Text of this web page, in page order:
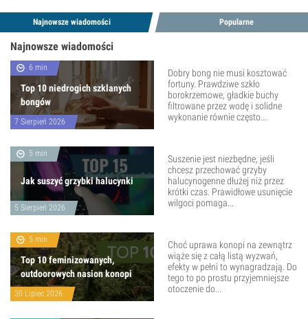
Najnowsze wiadomości Popularne
Najnowsze wiadomości
6 min
Top 10 niedrogich szklanych
bongów
7 Sierpień 2026
Dobry bong nie musi kosztować
fortuny. Prawdziwe szkło
borokrzemowe, gładkie buchy
filtrowane przez wodę i solidne
wykonanie równie często...
5 min
Jak suszyć grzybki halucynki
5 Sierpień 2026
Suszenie jest niezbędne, jeśli
chcesz przechować grzyby
halucynogenne dłużej niż przez
krótki czas. Prawidłowe usunięcie
wilgoci pomaga...
5 min
Top 10 feminizowanych,
outdoorowych nasion konopi
30 Lipiec 2026
Choć uprawa konopi na zewnątrz
wiąże się z całą listą wyzwań,
efekty w pełni to wynagradzają. Do
tego to po prostu przyjemniejsze
otoczenie do...